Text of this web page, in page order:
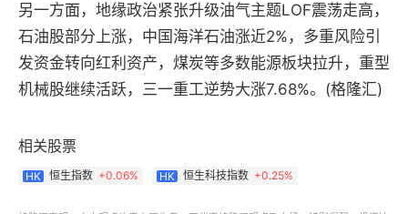
另一方面，地缘政治紧张升级油气主题LOF震荡走高，
石油股部分上涨，中国海洋石油涨近2%，多重风险引
发资金转向红利资产，煤炭等多数能源板块拉升，重型
机械股继续活跃，三一重工逆势大涨7.68%。(格隆汇)
相关股票
HK 恒生指数 +0.06% HK 恒生科技指数 +0.25%